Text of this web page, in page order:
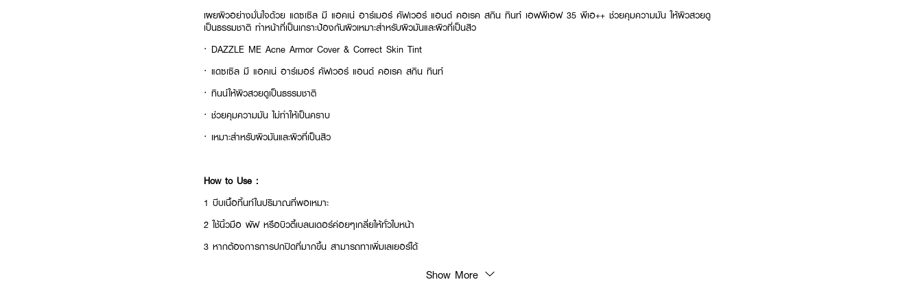
เผยผิวอย่างมั่นใจด้วย แดซเซิล มี แอคเน่ อาร์เมอร์ คัฟเวอร์ แอนด์ คอเรค สกิน ทินท์ เอฟพีเอฟ 35 พีเอ++ ช่วยคุมความมัน ให้ผิวสวยดู
เป็นธรรมชาติ ทำหน้าที่เป็นเกราะป้องกันผิวเหมาะสำหรับผิวมันและผิวที่เป็นสิว
· DAZZLE ME Acne Armor Cover & Correct Skin Tint
· แดซเซิล มี แอคเน่ อาร์เมอร์ คัฟเวอร์ แอนด์ คอเรค สกิน ทินท์
· ทินน์ให้ผิวสวยดูเป็นธรรมชาติ
· ช่วยคุมความมัน ไม่ทำให้เป็นคราบ
· เหมาะสำหรับผิวมันและผิวที่เป็นสิว
How to Use :
1 บีบเนื้อทิ้นท์ในปริมาณที่พอเหมาะ
2 ใช้นิ้วมือ พัฟ หรือบิวตี้เบลนเดอร์ค่อยๆเกลี่ยให้ทั่วใบหน้า
3 หากต้องการการปกปิดที่มากขึ้น สามารถทาเพิ่มเลเยอร์ได้
Show More